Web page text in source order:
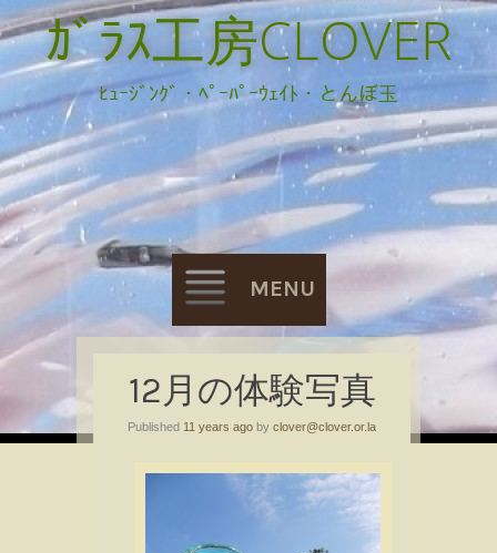
ｶﾞﾗｽ工房CLOVER
ﾋｭｰｼﾞﾝｸﾞ・ﾍﾟｰﾊﾟｰｳｪｲﾄ・とんぼ玉
MENU
Skip
to
12月の体験写真
Published 11 years ago by clover@clover.or.la